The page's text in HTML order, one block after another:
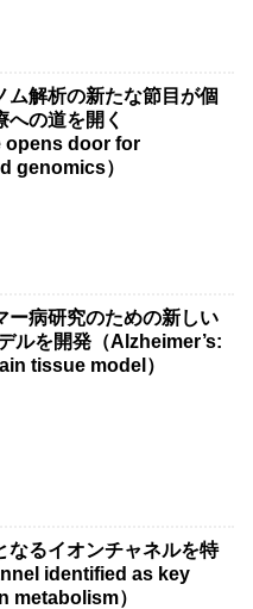
ム解析の新たな節目が個
への道を開く
opens door for
genomics）
ー病研究のための新しい
ルを開発（Alzheimer’s:
tissue model）
なるイオンチャネルを特
identified as key
metabolism）